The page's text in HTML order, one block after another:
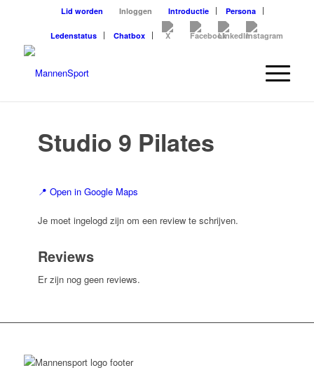
Lid worden Inloggen Introductie Persona
Ledenstatus Chatbox
Studio 9 Pilates
📍 Open in Google Maps
Je moet ingelogd zijn om een review te schrijven.
Reviews
Er zijn nog geen reviews.